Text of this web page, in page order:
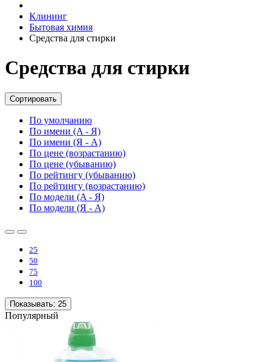
Клининг
Бытовая химия
Средства для стирки
Средства для стирки
Сортировать
По умолчанию
По имени (A - Я)
По имени (Я - A)
По цене (возрастанию)
По цене (убыванию)
По рейтингу (убыванию)
По рейтингу (возрастанию)
По модели (A - Я)
По модели (Я - A)
25
50
75
100
Показывать: 25
Популярный